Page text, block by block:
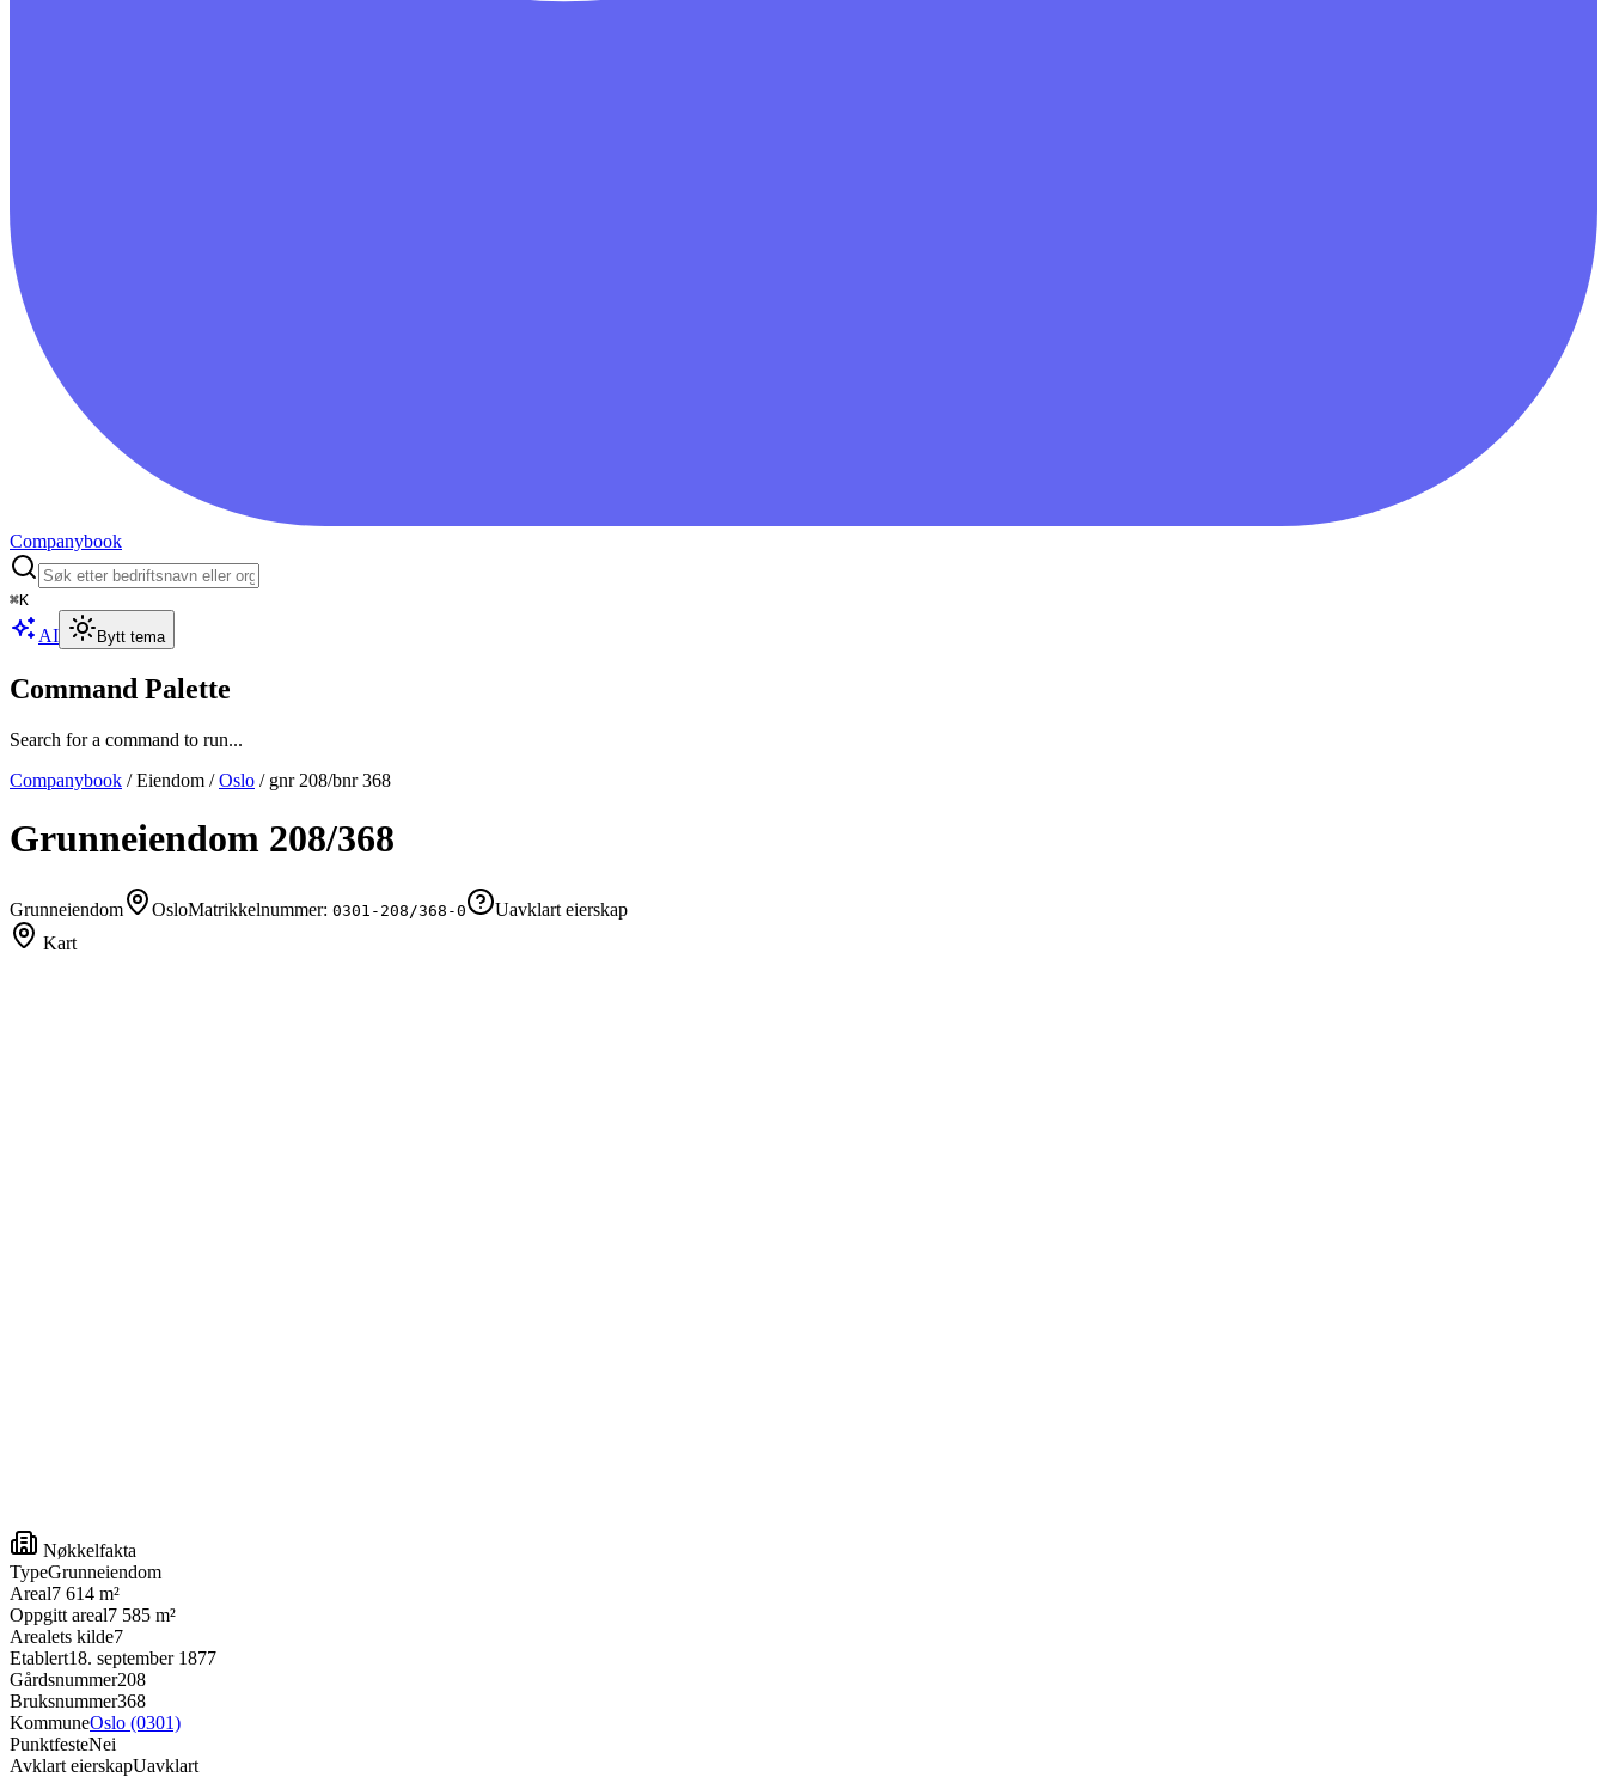
Companybook
⌘K
AI Bytt tema
Command Palette
Search for a command to run...
Companybook /Eiendom /Oslo / gnr 208/bnr368
Grunneiendom 208/368
Grunneiendom OsloMatrikkelnummer: 0301-208/368-0
Uavklart eierskap
Kart
Nøkkelfakta
TypeGrunneiendom
Areal7 614 m²
Oppgitt areal7 585 m²
Arealets kilde7
Etablert18. september 1877
Gårdsnummer208
Bruksnummer368
KommuneOslo (0301)
PunktfesteNei
Avklart eierskapUavklart